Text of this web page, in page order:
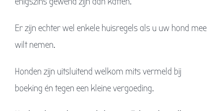
Er zijn echter wel enkele huisregels als u uw hond mee
wilt nemen.
Honden zijn uitsluitend welkom mits vermeld bij
boeking én tegen een kleine vergoeding.